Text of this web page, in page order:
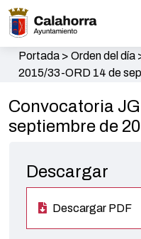
Portada> Orden del día
2015/33-ORD 14 de
Convocatoria
septiembre de
Descargar
Descargar PDF